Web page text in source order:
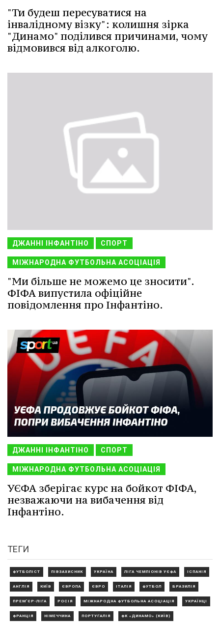
"Ти будеш пересуватися на
інвалідному візку": колишня зірка
"Динамо" поділився причинами, чому
відмовився від алкоголю.
ДЖАННІ ІНФАНТІНО СПОРТ
МІЖНАРОДНА ФУТБОЛЬНА АСОЦІАЦІЯ
"Ми більше не можемо це зносити".
ФІФА випустила офіційне
повідомлення про Інфантіно.
ДЖАННІ ІНФАНТІНО СПОРТ
МІЖНАРОДНА ФУТБОЛЬНА АСОЦІАЦІЯ
УЄФА зберігає курс на бойкот ФІФА,
незважаючи на вибачення від
Інфантіно.
ТЕГИ
ФУТБОЛІСТ ПІВЗАХИСНИК УКРАЇНА ЛІГА ЧЕМПІОНІВ УЄФА ІСПАНІЯ
АНГЛІЯ КИЇВ ЄВРОПА ЄВРО ІТАЛІЯ ФУТБОЛ БРАЗИЛІЯ
ПРЕМ'ЄР-ЛІГА РОСІЯ МІЖНАРОДНА ФУТБОЛЬНА АСОЦІАЦІЯ УКРАЇНЦІ
ФРАНЦІЯ НІМЕЧЧИНА ПОРТУГАЛІЯ ФК «ДИНАМО» (КИЇВ)